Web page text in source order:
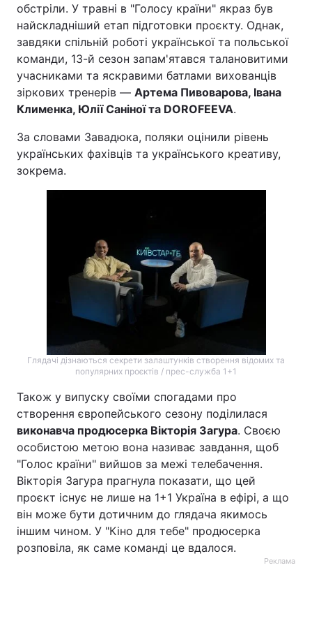
обстріли. У травні в "Голосу країни" якраз був
найскладніший етап підготовки проєкту. Однак,
завдяки спільній роботі української та польської
команди, 13-й сезон запам'ятався талановитими
учасниками та яскравими батлами вихованців
зіркових тренерів — Артема Пивоварова, Івана
Клименка, Юлії Саніної та DOROFEEVA.
За словами Завадюка, поляки оцінили рівень
українських фахівців та українського креативу,
зокрема.
Глядачі дізнаються секрети залаштунків створення відомих та
популярних проєктів / прес-служба 1+1
Також у випуску своїми спогадами про
створення європейського сезону поділилася
виконавча продюсерка Вікторія Загура. Своєю
особистою метою вона називає завдання, щоб
"Голос країни" вийшов за межі телебачення.
Вікторія Загура прагнула показати, що цей
проєкт існує не лише на 1+1 Україна в ефірі, а що
він може бути дотичним до глядача якимось
іншим чином. У "Кіно для тебе" продюсерка
розповіла, як саме команді це вдалося.
Реклама